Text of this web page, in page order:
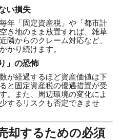
い損失
年「固定資産税」や「都市計
き地のまま放置すれば、雑草
隣からのクレーム対応など、
かり続けます。
」の恐怖
が経過するほど資産価値は下
と固定資産税の優遇措置が受
。また、周辺環境の変化によ
するリスクも否定できませ
却するための必須